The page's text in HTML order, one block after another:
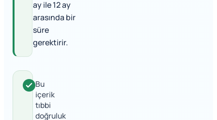
ay ile 12 ay
arasında bir
süre
gerektirir.
Bu
içerik
tıbbi
doğruluk